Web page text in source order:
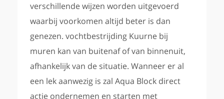
verschillende wijzen worden uitgevoerd
waarbij voorkomen altijd beter is dan
genezen. vochtbestrijding Kuurne bij
muren kan van buitenaf of van binnenuit,
afhankelijk van de situatie. Wanneer er al
een lek aanwezig is zal Aqua Block direct
actie ondernemen en starten met